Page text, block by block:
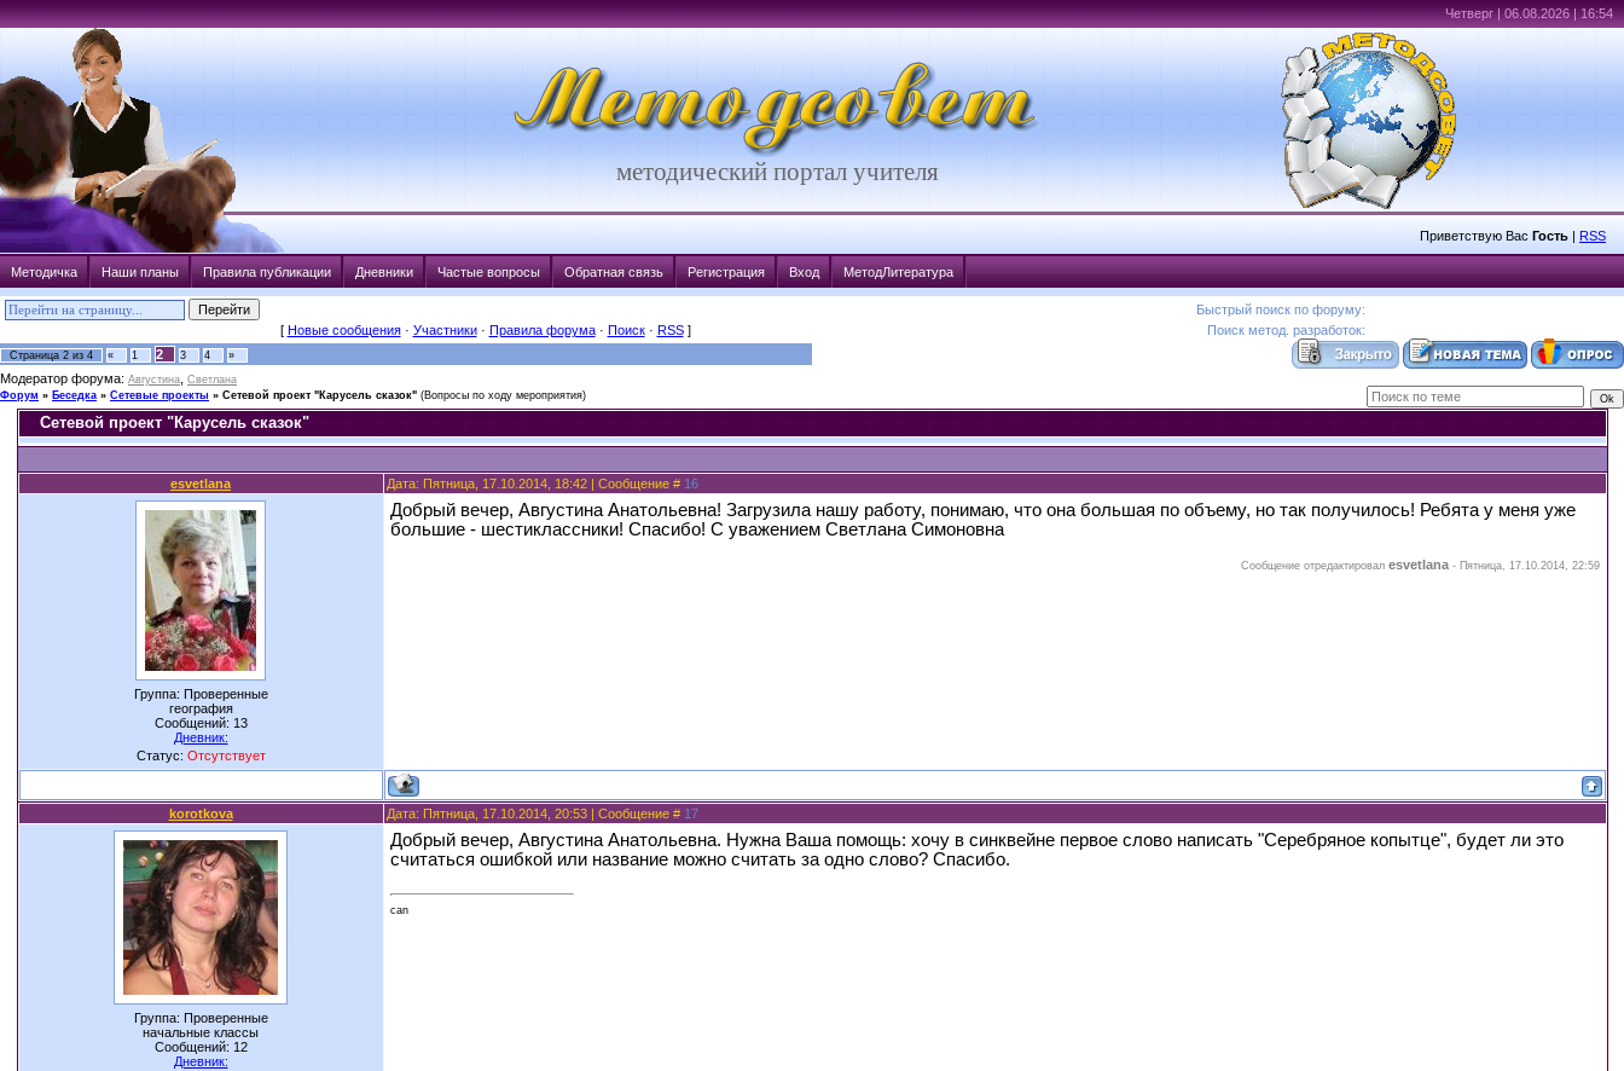
Четверг | 06.08.2026 | 16:54
методический портал учителя
Приветствую Вас Гость | RSS
Методичка Наши планы Правила публикации Дневники Частые вопросы Обратная связь Регистрация Вход МетодЛитература
Быстрый поиск по форуму:
[ Новые сообщения· Участники· Правила форума· Поиск· RSS] Поиск метод. разработок:
Страница 2 из 4 « 1 2 3 4 »
Модератор форума: Августина Светлана
Форум » Беседка » Сетевые проекты » Сетевой проект "Карусель сказок" (Вопросы по ходу мероприятия)
Сетевой проект "Карусель сказок"
esvetlana Дата: Пятница, 17.10.2014, 18:42 | Сообщение # 16
Группа: Проверенные
география
Сообщений: 13
Дневник:
Статус: Отсутствует
Добрый вечер, Августина Анатольевна! Загрузила нашу работу, понимаю, что она большая по объему, но так получилось! Ребята у меня уже
большие - шестиклассники! Спасибо! С уважением Светлана Симоновна
Сообщение отредактировал esvetlana- Пятница, 17.10.2014, 22:59
korotkova Дата: Пятница, 17.10.2014, 20:53 | Сообщение # 17
Группа: Проверенные
начальные классы
Сообщений: 12
Дневник:
Добрый вечер, Августина Анатольевна. Нужна Ваша помощь: хочу в синквейне первое слово написать "Серебряное копытце", будет ли это
считаться ошибкой или название можно считать за одно слово? Спасибо.
can